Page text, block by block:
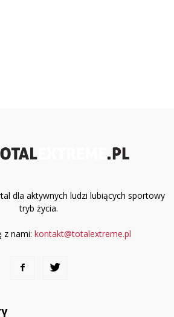
dla aktywnych ludzi lubiących sportowy
tryb życia.
z nami: kontakt@totalextreme.pl